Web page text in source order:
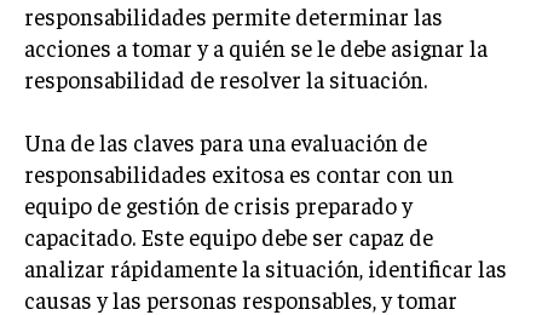
ANÁLISIS DE COMPETENCIA
GESTIÓN DE CLIENTES
INNOVACIÓN EMPRESARIAL
GESTIÓN DEL CAMBIO
LIDERAZGO
HABILIDADES DIRECTIVAS
responsabilidades permite determinar las
acciones a tomar y a quién se le debe asignar la
responsabilidad de resolver la situación.
Una de las claves para una evaluación de
responsabilidades exitosa es contar con un
equipo de gestión de crisis preparado y
capacitado. Este equipo debe ser capaz de
analizar rápidamente la situación, identificar las
causas y las personas responsables, y tomar